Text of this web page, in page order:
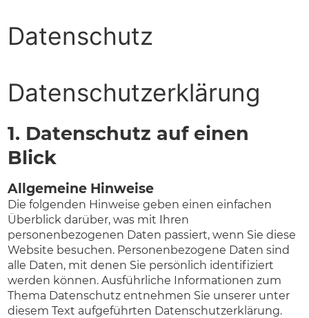
Datenschutz
Datenschutz­erklärung
1. Datenschutz auf einen
Blick
Allgemeine Hinweise
Die folgenden Hinweise geben einen einfachen
Überblick darüber, was mit Ihren
personenbezogenen Daten passiert, wenn Sie diese
Website besuchen. Personenbezogene Daten sind
alle Daten, mit denen Sie persönlich identifiziert
werden können. Ausführliche Informationen zum
Thema Datenschutz entnehmen Sie unserer unter
diesem Text aufgeführten Datenschutzerklärung.